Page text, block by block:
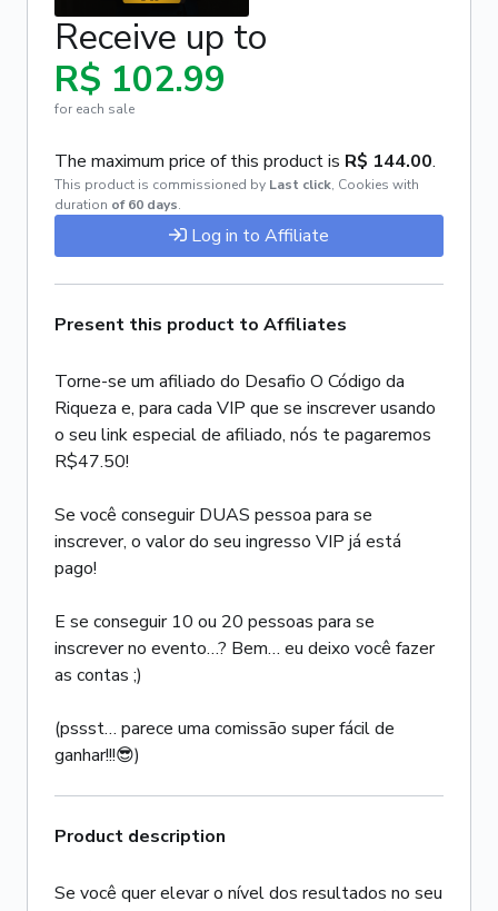
Receive up to
R$ 102.99
for each sale
The maximum price of this product is R$ 144.00.
This product is commissioned by Last click, Cookies with
duration of 60 days.
Log in to Affiliate
Present this product to Affiliates
Torne-se um afiliado do Desafio O Código da
Riqueza e, para cada VIP que se inscrever usando
o seu link especial de afiliado, nós te pagaremos
R$47.50!
Se você conseguir DUAS pessoa para se
inscrever, o valor do seu ingresso VIP já está
pago!
E se conseguir 10 ou 20 pessoas para se
inscrever no evento…? Bem… eu deixo você fazer
as contas ;)
(pssst… parece uma comissão super fácil de
ganhar!!!😎)
Product description
Se você quer elevar o nível dos resultados no seu